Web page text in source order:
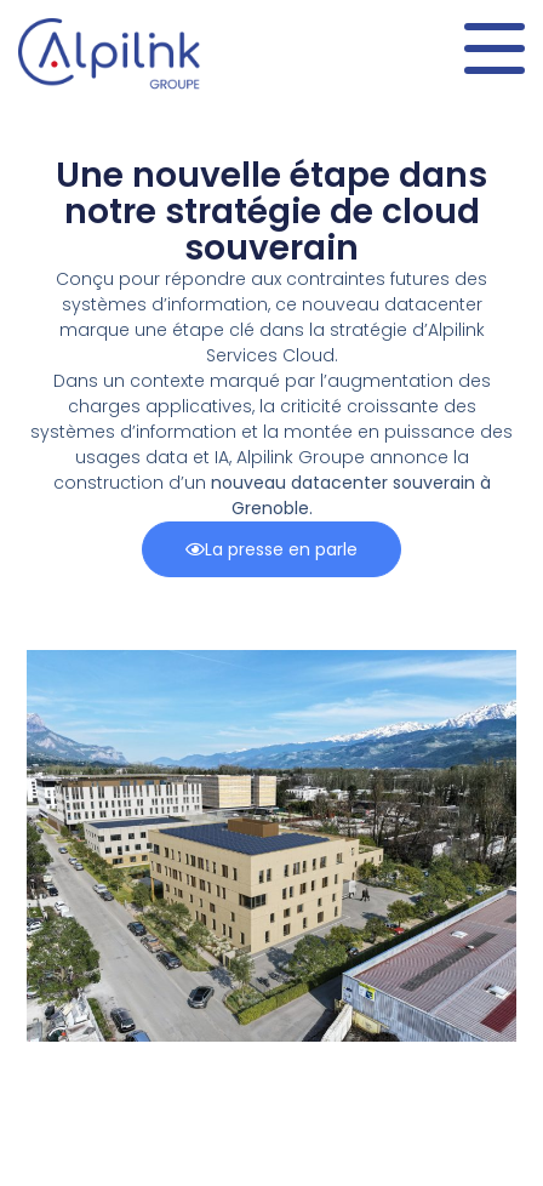
Une nouvelle étape dans
notre stratégie de cloud
souverain​
Conçu pour répondre aux contraintes futures des
systèmes d’information, ce nouveau datacenter
marque une étape clé dans la stratégie d’Alpilink
Services Cloud.
Dans un contexte marqué par l’augmentation des
charges applicatives, la criticité croissante des
systèmes d’information et la montée en puissance des
usages data et IA, Alpilink Groupe annonce la
construction d’un nouveau datacenter souverain à
Grenoble.
La presse en parle
Panneau de gestion des cookies